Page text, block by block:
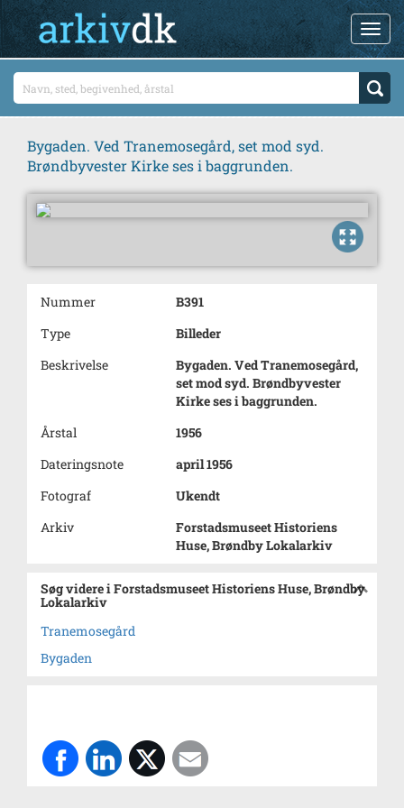
Bygaden. Ved Tranemosegård, set mod syd.
Brøndbyvester Kirke ses i baggrunden.
Nummer
B391
Type
Billeder
Beskrivelse
Bygaden. Ved Tranemosegård,
set mod syd. Brøndbyvester
Kirke ses i baggrunden.
Årstal
1956
Dateringsnote
april 1956
Fotograf
Ukendt
Arkiv
Forstadsmuseet Historiens
Huse, Brøndby Lokalarkiv
Søg videre i Forstadsmuseet Historiens Huse, Brøndby
Lokalarkiv
Tranemosegård
Bygaden